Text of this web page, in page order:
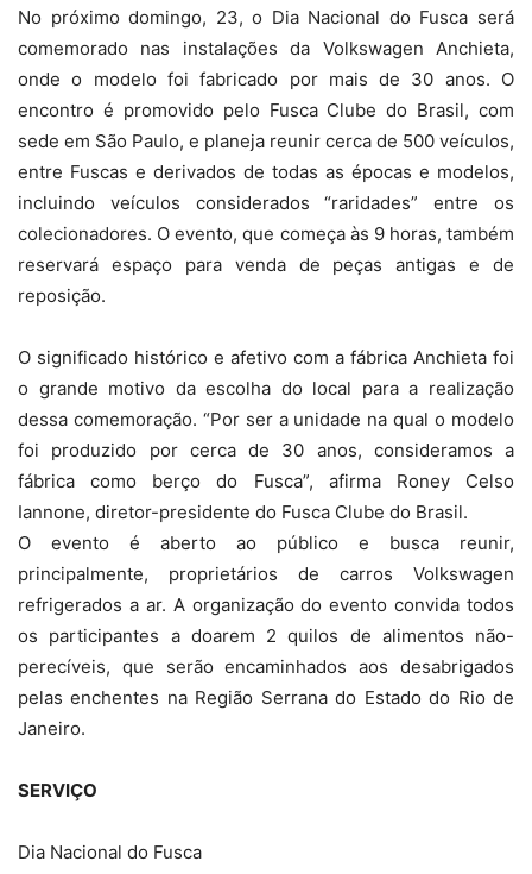
No próximo domingo, 23, o Dia Nacional do Fusca será
comemorado nas instalações da Volkswagen Anchieta,
onde o modelo foi fabricado por mais de 30 anos. O
encontro é promovido pelo Fusca Clube do Brasil, com
sede em São Paulo, e planeja reunir cerca de 500 veículos,
entre Fuscas e derivados de todas as épocas e modelos,
incluindo veículos considerados “raridades” entre os
colecionadores. O evento, que começa às 9 horas, também
reservará espaço para venda de peças antigas e de
reposição.
O significado histórico e afetivo com a fábrica Anchieta foi
o grande motivo da escolha do local para a realização
dessa comemoração. “Por ser a unidade na qual o modelo
foi produzido por cerca de 30 anos, consideramos a
fábrica como berço do Fusca”, afirma Roney Celso
Iannone, diretor-presidente do Fusca Clube do Brasil.
O evento é aberto ao público e busca reunir,
principalmente, proprietários de carros Volkswagen
refrigerados a ar. A organização do evento convida todos
os participantes a doarem 2 quilos de alimentos não-
perecíveis, que serão encaminhados aos desabrigados
pelas enchentes na Região Serrana do Estado do Rio de
Janeiro.
SERVIÇO
Dia Nacional do Fusca